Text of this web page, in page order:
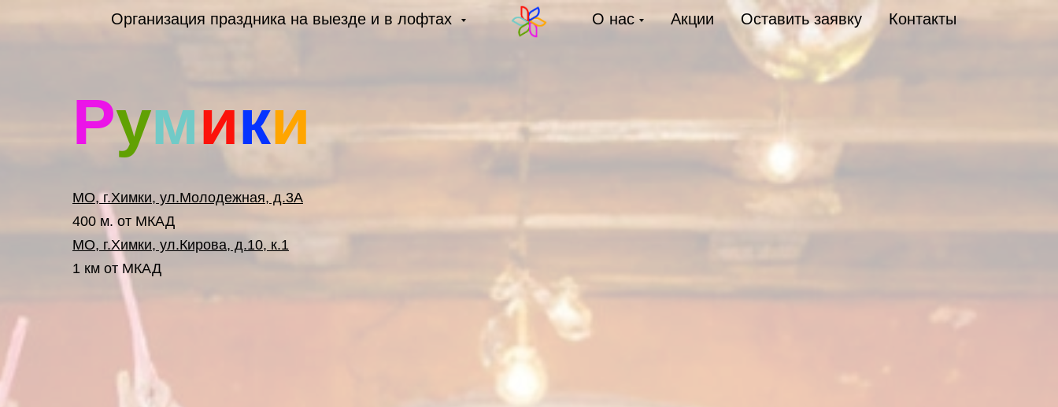
Румики
МО, г.Химки, ул.Молодежная, д.3А
400 м. от МКАД
МО, г.Химки, ул.Кирова, д.10, к.1
1 км от МКАД
Организация праздника на выезде и в лофтах О нас Акции Оставить заявку Контакты